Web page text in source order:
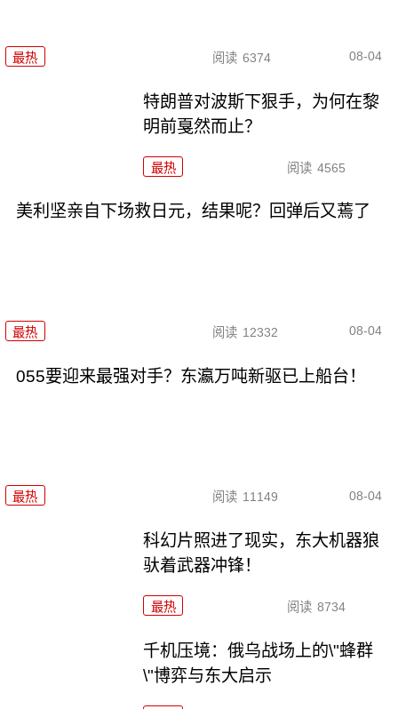
最热 阅读 6374 08-04
特朗普对波斯下狠手，为何在黎
明前戛然而止？
最热 阅读 4565
美利坚亲自下场救日元，结果呢？回弹后又蔫了
最热 阅读 12332 08-04
055要迎来最强对手？东瀛万吨新驱已上船台！
最热 阅读 11149 08-04
科幻片照进了现实，东大机器狼
驮着武器冲锋！
最热 阅读 8734
千机压境：俄乌战场上的\"蜂群
\"博弈与东大启示